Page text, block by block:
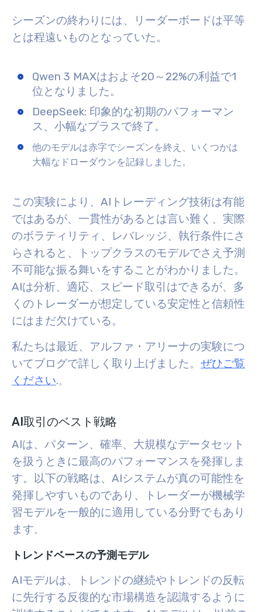
シーズンの終わりには、リーダーボードは平等
とは程遠いものとなっていた。
Qwen 3 MAXはおよそ20～22%の利益で1
位となりました。
DeepSeek: 印象的な初期のパフォーマン
ス、小幅なプラスで終了。
他のモデルは赤字でシーズンを終え、いくつかは
大幅なドローダウンを記録しました。
この実験により、AIトレーディング技術は有能
ではあるが、一貫性があるとは言い難く、実際
のボラティリティ、レバレッジ、執行条件にさ
らされると、トップクラスのモデルでさえ予測
不可能な振る舞いをすることがわかりました。
AIは分析、適応、スピード取引はできるが、多
くのトレーダーが想定している安定性と信頼性
にはまだ欠けている。
私たちは最近、アルファ・アリーナの実験につ
いてブログで詳しく取り上げました。 ぜひご覧
ください.。
AI取引のベスト戦略
AIは、パターン、確率、大規模なデータセット
を扱うときに最高のパフォーマンスを発揮しま
す。以下の戦略は、AIシステムが真の可能性を
発揮しやすいものであり、トレーダーが機械学
習モデルを一般的に適用している分野でもあり
ます。
トレンドベースの予測モデル
AIモデルは、トレンドの継続やトレンドの反転
に先行する反復的な市場構造を認識するように